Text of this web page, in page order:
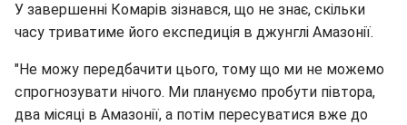
У завершенні Комарів зізнався, що не знає, скільки
часу триватиме його експедиція в джунглі Амазонії.
"Не можу передбачити цього, тому що ми не можемо
спрогнозувати нічого. Ми плануємо пробути півтора,
два місяці в Амазонії, а потім пересуватися вже до